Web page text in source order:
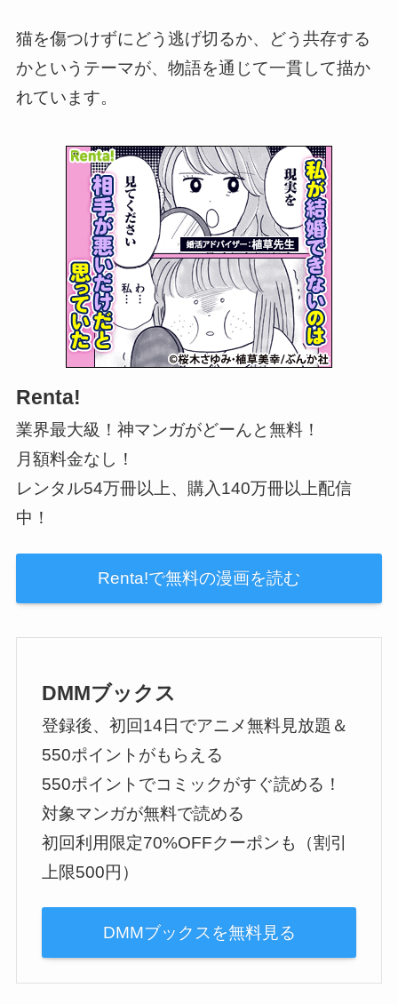
猫を傷つけずにどう逃げ切るか、どう共存する
かというテーマが、物語を通じて一貫して描か
れています。
Renta!
業界最大級！神マンガがどーんと無料！
月額料金なし！
レンタル54万冊以上、購入140万冊以上配信
中！
Renta!で無料の漫画を読む
DMMブックス
登録後、初回14日でアニメ無料見放題＆
550ポイントがもらえる
550ポイントでコミックがすぐ読める！
対象マンガが無料で読める
初回利用限定70%OFFクーポンも（割引
上限500円）
DMMブックスを無料見る